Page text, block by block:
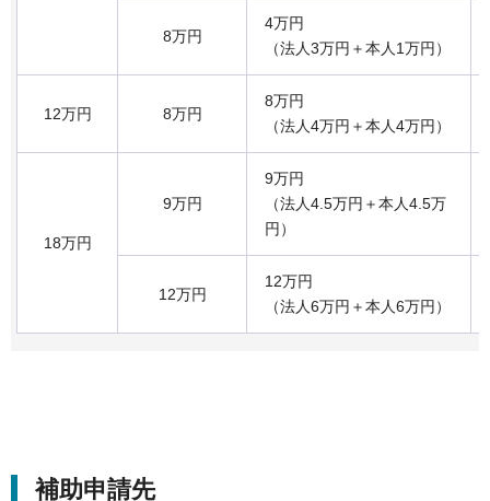
8万円
4万円
（法人3万円＋本人1万円）
12万円 8万円
8万円
（法人4万円＋本人4万円）
18万円
9万円
9万円
（法人4.5万円＋本人4.5万
円）
12万円
12万円
（法人6万円＋本人6万円）
補助申請先